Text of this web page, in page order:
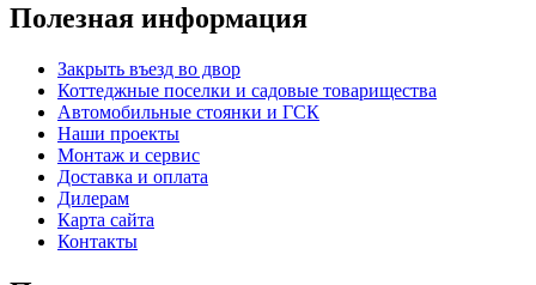
Полезная информация
Закрыть въезд во двор
Коттеджные поселки и садовые товарищества
Автомобильные стоянки и ГСК
Наши проекты
Монтаж и сервис
Доставка и оплата
Дилерам
Карта сайта
Контакты